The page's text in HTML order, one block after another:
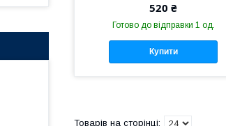
520 ₴
Готово до відправки 1 од.
Купити